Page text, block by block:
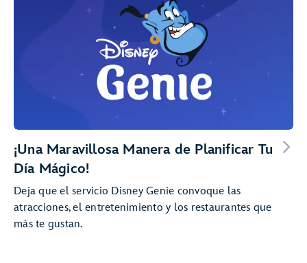
¡Una Maravillosa Manera de Planificar Tu
Día Mágico!
Deja que el servicio Disney Genie convoque las
atracciones, el entretenimiento y los restaurantes que
más te gustan.